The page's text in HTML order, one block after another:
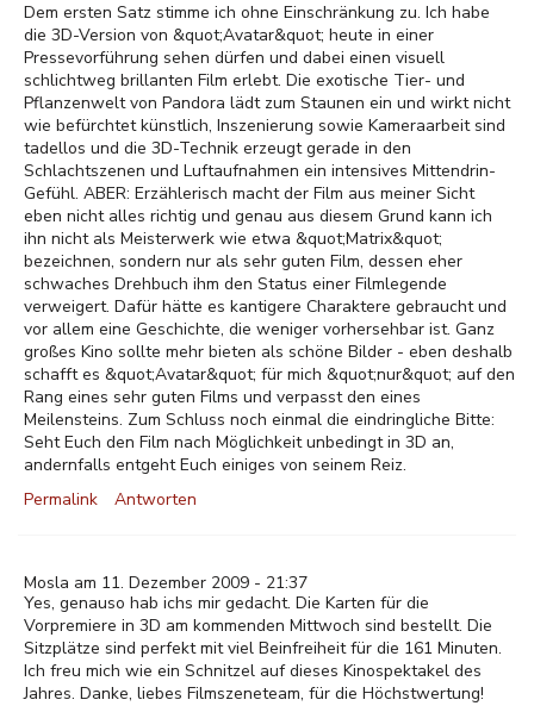
Dem ersten Satz stimme ich ohne Einschränkung zu. Ich habe
die 3D-Version von &quot;Avatar&quot; heute in einer
Pressevorführung sehen dürfen und dabei einen visuell
schlichtweg brillanten Film erlebt. Die exotische Tier- und
Pflanzenwelt von Pandora lädt zum Staunen ein und wirkt nicht
wie befürchtet künstlich, Inszenierung sowie Kameraarbeit sind
tadellos und die 3D-Technik erzeugt gerade in den
Schlachtszenen und Luftaufnahmen ein intensives Mittendrin-
Gefühl. ABER: Erzählerisch macht der Film aus meiner Sicht
eben nicht alles richtig und genau aus diesem Grund kann ich
ihn nicht als Meisterwerk wie etwa &quot;Matrix&quot;
bezeichnen, sondern nur als sehr guten Film, dessen eher
schwaches Drehbuch ihm den Status einer Filmlegende
verweigert. Dafür hätte es kantigere Charaktere gebraucht und
vor allem eine Geschichte, die weniger vorhersehbar ist. Ganz
großes Kino sollte mehr bieten als schöne Bilder - eben deshalb
schafft es &quot;Avatar&quot; für mich &quot;nur&quot; auf den
Rang eines sehr guten Films und verpasst den eines
Meilensteins. Zum Schluss noch einmal die eindringliche Bitte:
Seht Euch den Film nach Möglichkeit unbedingt in 3D an,
andernfalls entgeht Euch einiges von seinem Reiz.
Permalink
Antworten
Mosla am 11. Dezember 2009 - 21:37
Yes, genauso hab ichs mir gedacht. Die Karten für die
Vorpremiere in 3D am kommenden Mittwoch sind bestellt. Die
Sitzplätze sind perfekt mit viel Beinfreiheit für die 161 Minuten.
Ich freu mich wie ein Schnitzel auf dieses Kinospektakel des
Jahres. Danke, liebes Filmszeneteam, für die Höchstwertung!